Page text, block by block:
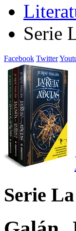
Serie
Facebook Twitter
Serie